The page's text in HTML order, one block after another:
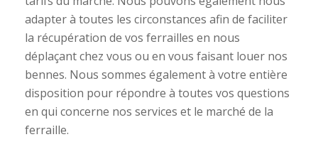
adapter à toutes les circonstances afin de faciliter
la récupération de vos ferrailles en nous
déplaçant chez vous ou en vous faisant louer nos
bennes. Nous sommes également à votre entière
disposition pour répondre à toutes vos questions
en qui concerne nos services et le marché de la
ferraille.